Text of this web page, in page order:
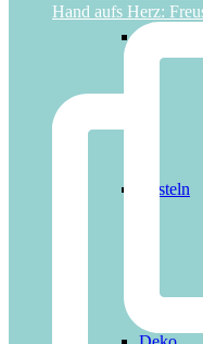
Basteln
Hand aufs Herz: